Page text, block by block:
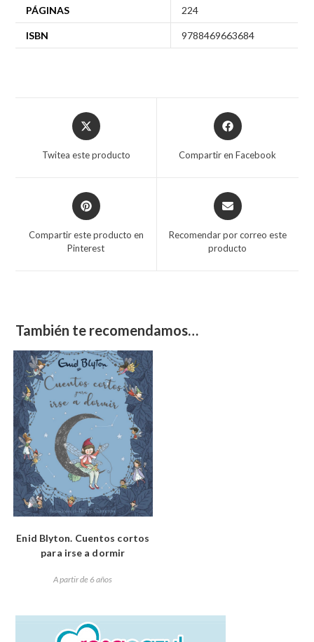
PÁGINAS 224
ISBN 9788469663684
Twitea este producto Compartir en Facebook
Compartir este producto en
Pinterest
Recomendar por correo este
producto
También te recomendamos…
Enid Blyton. Cuentos cortos
para irse a dormir
A partir de 6 años